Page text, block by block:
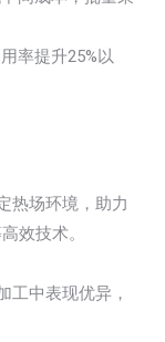
率提升25%以
热场环境，助力
效技术。
工中表现优异，